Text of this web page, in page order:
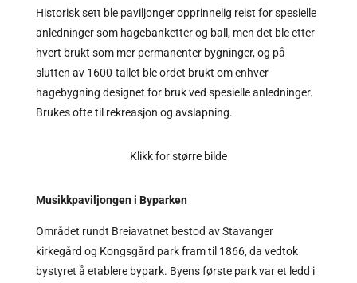
Historisk sett ble paviljonger opprinnelig reist for spesielle
anledninger som hagebanketter og ball, men det ble etter
hvert brukt som mer permanenter bygninger, og på
slutten av 1600-tallet ble ordet brukt om enhver
hagebygning designet for bruk ved spesielle anledninger.
Brukes ofte til rekreasjon og avslapning.
Klikk for større bilde
Musikkpaviljongen i Byparken
Området rundt Breiavatnet bestod av Stavanger
kirkegård og Kongsgård park fram til 1866, da vedtok
bystyret å etablere bypark. Byens første park var et ledd i